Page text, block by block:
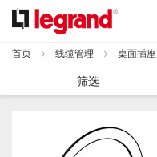
跳
到
容
首页 线缆管理 桌面插座
筛选